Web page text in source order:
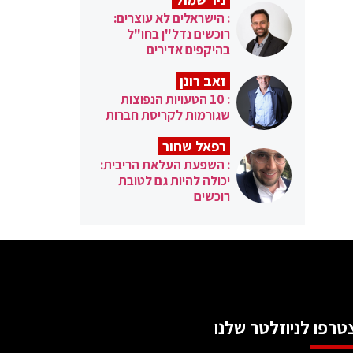
: הישראלים לא עוצרים:
רוכשים נדל"ן בחו"ל
בהיקפים אדירים
זאב רונן
: 10 הטעויות הנפוצות
שגורמות לקריסת חברות
רפאל שחור
: השפעת העלאת הריבית:
יכולה להיות גם לטובת
רוכשים
לניוזלטר שלנו